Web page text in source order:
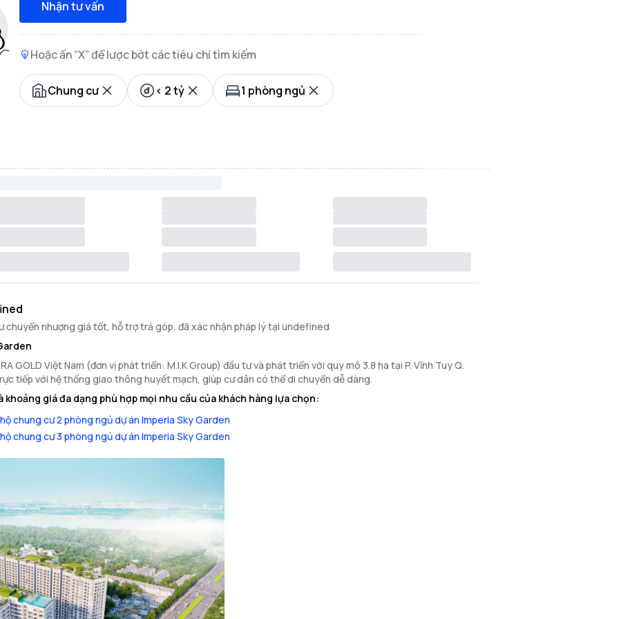
Nhận tư vấn
Hoặc ấn “X” để lược bớt các tiêu chí tìm kiếm
Chung cư < 2 tỷ 1 phòng ngủ
nhượng giá tốt, hỗ trợ trả góp, đã xác nhận pháp lý tại undefined
GOLD Việt Nam (đơn vị phát triển: M.I.K Group) đầu tư và phát triển với quy mô 3.8 ha tại P. Vĩnh Tuy Q.
tiếp với hệ thống giao thông huyết mạch, giúp cư dân có thể di chuyển dễ dàng.
khoảng giá đa dạng phù hợp mọi nhu cầu của khách hàng lựa chọn:
chung cư 2 phòng ngủ dự án Imperia Sky Garden
chung cư 3 phòng ngủ dự án Imperia Sky Garden